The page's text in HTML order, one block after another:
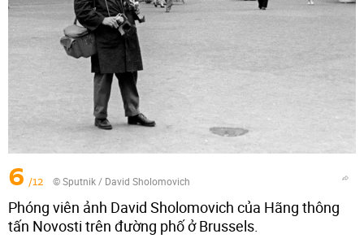
6 /12 © Sputnik / David Sholomovich
Phóng viên ảnh David Sholomovich của Hãng thông
tấn Novosti trên đường phố ở Brussels.